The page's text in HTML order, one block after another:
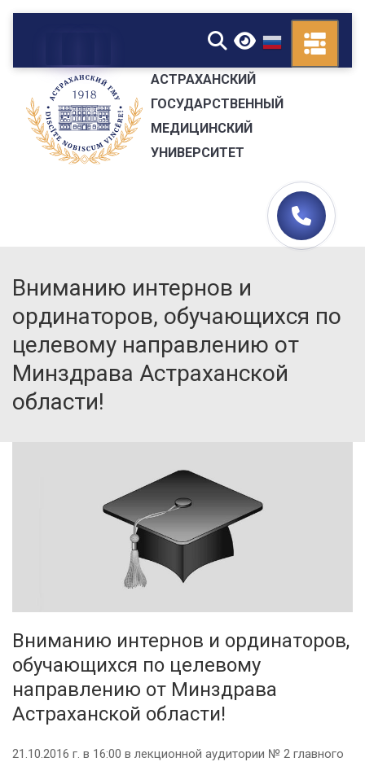
▼
АСТРАХАНСКИЙ
ГОСУДАРСТВЕННЫЙ
МЕДИЦИНСКИЙ
УНИВЕРСИТЕТ
Вниманию интернов и
ординаторов, обучающихся по
целевому направлению от
Минздрава Астраханской
области!
Вниманию интернов и ординаторов,
обучающихся по целевому
направлению от Минздрава
Астраханской области!
21.10.2016 г. в 16:00 в лекционной аудитории № 2 главного